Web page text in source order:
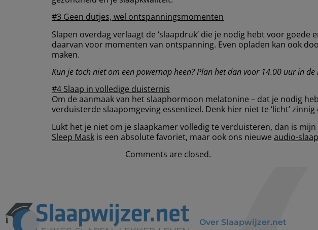
#3 Geen dutjes, wel ontspanningsmomenten
Slapen overdag verlaagt de ‘slaapdruk’ die je nodig hebt voor
daarvan voor momenten van ontspanning. Even opladen kan ook
maken.
Kun je toch niet om een powernap heen? Plan het dan voor 14.00 uur in
#4 Slaap in volledige duisternis
Om de aanmaak van het slaaphormoon melatonine – dat je nodig
verduisterde slaapomgeving essentieel. Denk hier niet te ‘licht’
Lukt het je niet om je slaapkamer volledig te verduisteren, dan is
Sleep Mask is een absolute favoriet, maar ook ons nieuwe audio-
Comments are closed.
Over Slaapwijzer.net